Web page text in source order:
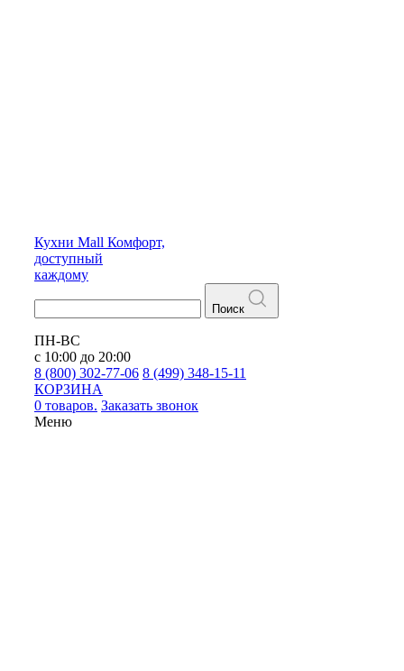
Кухни Mall Комфорт,
доступный
каждому
Поиск
ПН-ВС
с 10:00 до 20:00
8 (800) 302-77-06 8 (499) 348-15-11
КОРЗИНА
0 товаров. Заказать звонок
Меню